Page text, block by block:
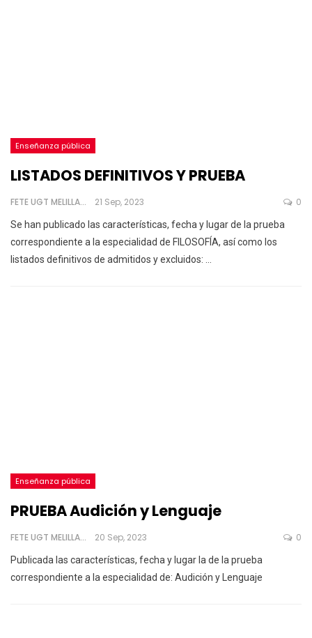
Enseñanza pública
LISTADOS DEFINITIVOS Y PRUEBA
FETE UGT MELILLA 21 Sep, 2023 0
Se han publicado las características, fecha y lugar de la prueba
correspondiente a la especialidad de FILOSOFÍA, así como los
listados definitivos de admitidos y excluidos: …
Enseñanza pública
PRUEBA Audición y Lenguaje
FETE UGT MELILLA 20 Sep, 2023 0
Publicada las características, fecha y lugar la de la prueba
correspondiente a la especialidad de: Audición y Lenguaje